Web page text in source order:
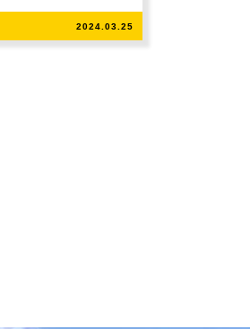
2024.03.25